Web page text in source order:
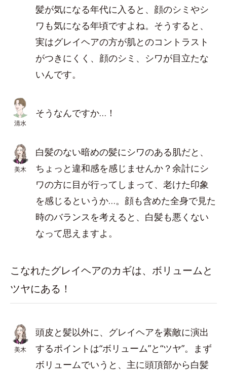
髪が気になる年代に入ると、顔のシミやシ
ワも気になる年頃ですよね。そうすると、
実はグレイヘアの方が肌とのコントラスト
がつきにくく、顔のシミ、シワが目立たな
いんです。
清水
そうなんですか…！
美木
白髪のない暗めの髪にシワのある肌だと、
ちょっと違和感を感じませんか？余計にシ
ワの方に目が行ってしまって、老けた印象
を感じるというか…。顔も含めた全身で見た
時のバランスを考えると、白髪も悪くない
なって思えますよ。
こなれたグレイヘアのカギは、ボリュームと
ツヤにある！
美木
頭皮と髪以外に、グレイヘアを素敵に演出
するポイントは“ボリューム”と“ツヤ”。まず
ボリュームでいうと、主に頭頂部から白髪